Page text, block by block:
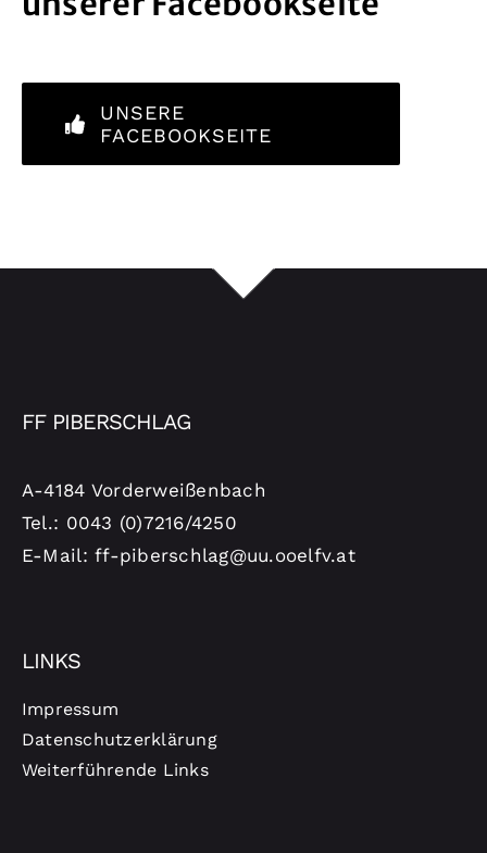
UNSERE
FACEBOOKSEITE
FF PIBERSCHLAG
A-4184 Vorderweißenbach
Tel.: 0043 (0)7216/4250
E-Mail: ff-piberschlag@uu.ooelfv.at
LINKS
Impressum
Datenschutzerklärung
Weiterführende Links